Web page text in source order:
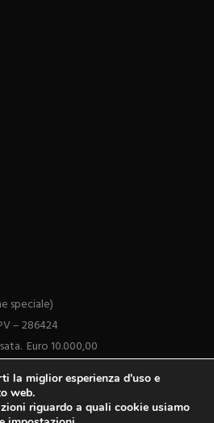
speciale)
– 286424
Euro 10.000,00
la miglior esperienza d'uso e
web.
riguardo a quali cookie usiamo